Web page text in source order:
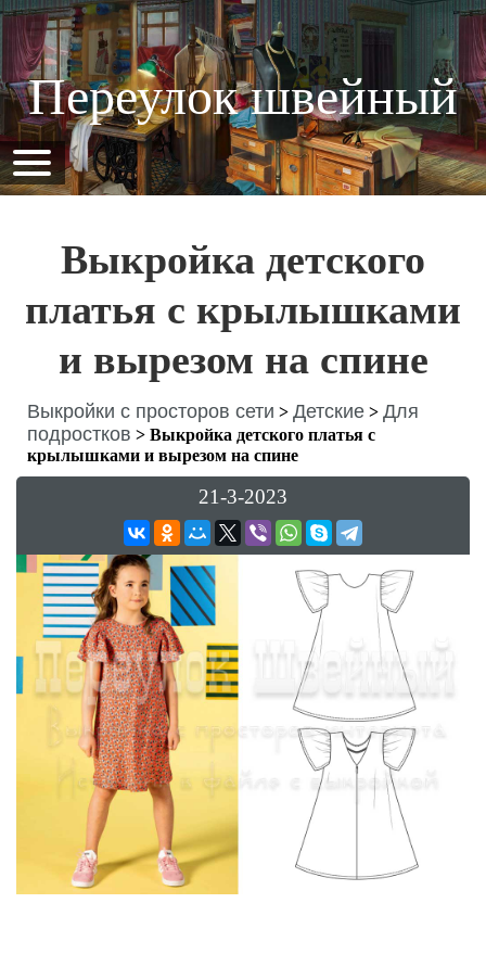
Переулок швейный
Выкройка детского
платья с крылышками
и вырезом на спине
Выкройки с просторов сети > Детские > Для
подростков > Выкройка детского платья с
крылышками и вырезом на спине
21-3-2023